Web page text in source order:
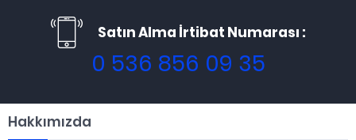
Satın Alma İrtibat Numarası :
0 536 856 09 35
Hakkımızda